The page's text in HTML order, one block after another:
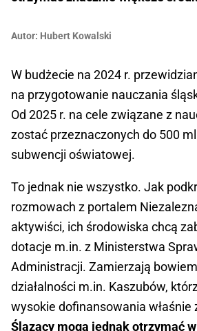
Autor: Hubert Kowalski
W budżecie na 2024 r.
na przygotowanie nauczania
Od 2025 r. na cele związane z
zostać przeznaczonych do 500
subwencji oświatowej.
To jednak nie wszystko. Jak
rozmowach z portalem
aktywiści, ich środowiska chcą
dotacje m.in. z Ministerstwa
Administracji. Zamierzają
działalności m.in. Kaszubów,
wysokie dofinansowania właśnie
Ślązacy mogą jednak otrzymać